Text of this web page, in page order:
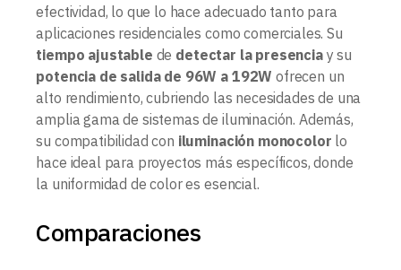
efectividad, lo que lo hace adecuado tanto para
aplicaciones residenciales como comerciales. Su
tiempo ajustable de detectar la presenciay su
potencia de salida de 96W a 192W ofrecen un
alto rendimiento, cubriendo las necesidades de una
amplia gama de sistemas de iluminación. Además,
su compatibilidad con iluminación monocolor lo
hace ideal para proyectos más específicos, donde
la uniformidad de color es esencial.
Comparaciones